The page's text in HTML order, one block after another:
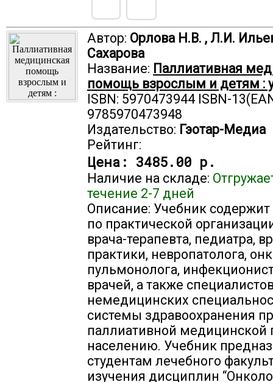
Автор: Орлова Н.В. , Л.И.
Сахарова
Название: Паллиативная
помощь взрослым и детям :
ISBN: 5970473944 ISBN-
9785970473948
Издательство: Гэотар-Медиа
Рейтинг:
Цена: 3485.00 р.
Наличие на складе:
течение 2-7 дней
Описание: Учебник
по практической
врача-терапевта, педиатра,
практики, невропатолога,
пульмонолога,
врачей, а также
немедицинских
системы здравоохранения
паллиативной
населению. Учебник
студентам лечебного
изучения дисциплин